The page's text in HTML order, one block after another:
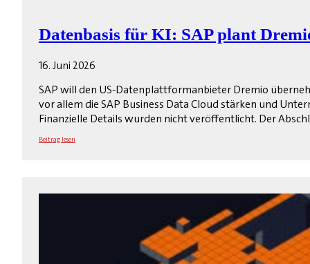
Datenbasis für KI: SAP plant
16. Juni 2026
SAP will den US-Datenplattformanbieter Dremio
vor allem die SAP Business Data Cloud stärken und
Finanzielle Details wurden nicht veröffentlicht. Der
Beitrag lesen